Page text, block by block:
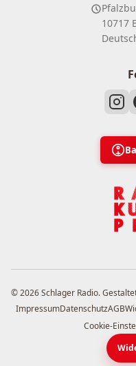
10717
© 2026 Schlager Radio.
ImpressumDatenschutzAGB
Cookie-